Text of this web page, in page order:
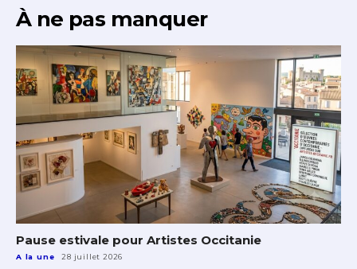
À ne pas manquer
Pause estivale pour Artistes Occitanie
A la une 28 juillet 2026